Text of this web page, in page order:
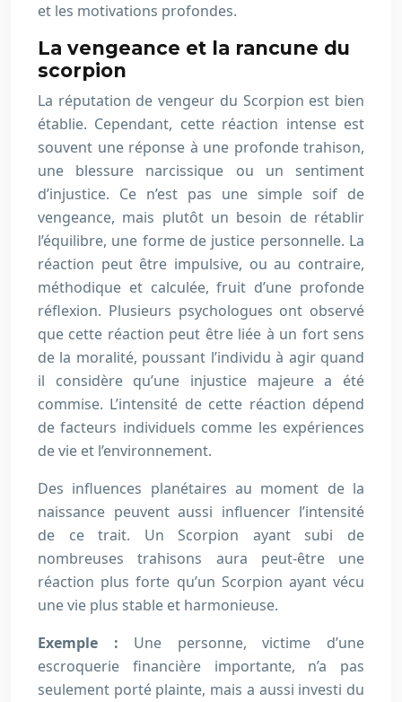
et les motivations profondes.
La vengeance et la rancune du
scorpion
La réputation de vengeur du Scorpion est bien
établie. Cependant, cette réaction intense est
souvent une réponse à une profonde trahison,
une blessure narcissique ou un sentiment
d’injustice. Ce n’est pas une simple soif de
vengeance, mais plutôt un besoin de rétablir
l’équilibre, une forme de justice personnelle. La
réaction peut être impulsive, ou au contraire,
méthodique et calculée, fruit d’une profonde
réflexion. Plusieurs psychologues ont observé
que cette réaction peut être liée à un fort sens
de la moralité, poussant l’individu à agir quand
il considère qu’une injustice majeure a été
commise. L’intensité de cette réaction dépend
de facteurs individuels comme les expériences
de vie et l’environnement.
Des influences planétaires au moment de la
naissance peuvent aussi influencer l’intensité
de ce trait. Un Scorpion ayant subi de
nombreuses trahisons aura peut-être une
réaction plus forte qu’un Scorpion ayant vécu
une vie plus stable et harmonieuse.
Exemple : Une personne, victime d’une
escroquerie financière importante, n’a pas
seulement porté plainte, mais a aussi investi du